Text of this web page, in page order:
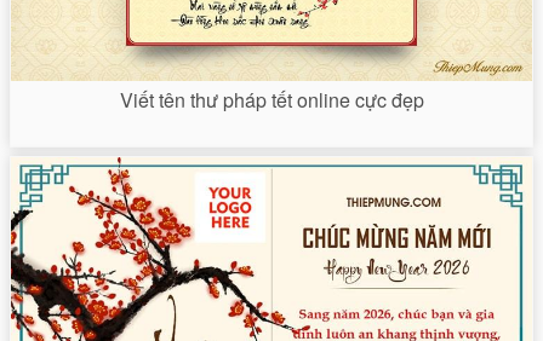
Viết tên thư pháp tết online cực đẹp